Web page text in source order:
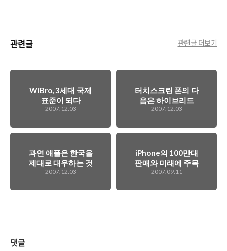
관련글 관련글 더보기
WiBro, 3세대 국제
표준이 되다
2007.12.03
터치스크린 폰의 다
음은 하이브리드
폰?
2007.12.03
과연 애플은 한국을
제대로 대우하는 것
일까?
2007.12.03
iPhone의 100만대
판매와 미래에 주목
할 아이템의 예측
2007.09.11
댓글